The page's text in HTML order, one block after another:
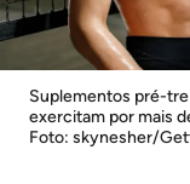
Suplementos pré-
exercitam por mais
Foto: skynesher/